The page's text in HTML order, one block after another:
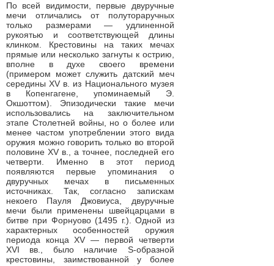
По всей видимости, первые двуручные
мечи отличались от полутораручных
только размерами — удлиненной
рукоятью и соответствующей длины
клинком. Крестовины на таких мечах
прямые или несколько загнуты к острию,
вполне в духе своего времени
(примером может служить датский меч
середины XV в. из Национального музея
в Копенгагене, упоминаемый Э.
Окшоттом). Эпизодически такие мечи
использовались на заключительном
этапе Столетней войны, но о более или
менее частом употреблении этого вида
оружия можно говорить только во второй
половине XV в., а точнее, последней его
четверти. Именно в этот период
появляются первые упоминания о
двуручных мечах в письменных
источниках. Так, согласно запискам
некоего Пауля Джовиуса, двуручные
мечи были применены швейцарцами в
битве при Форнуово (1495 г.). Одной из
характерных особенностей оружия
периода конца XV — первой четверти
XVI вв., было наличие S-образной
крестовины, заимствованной у более